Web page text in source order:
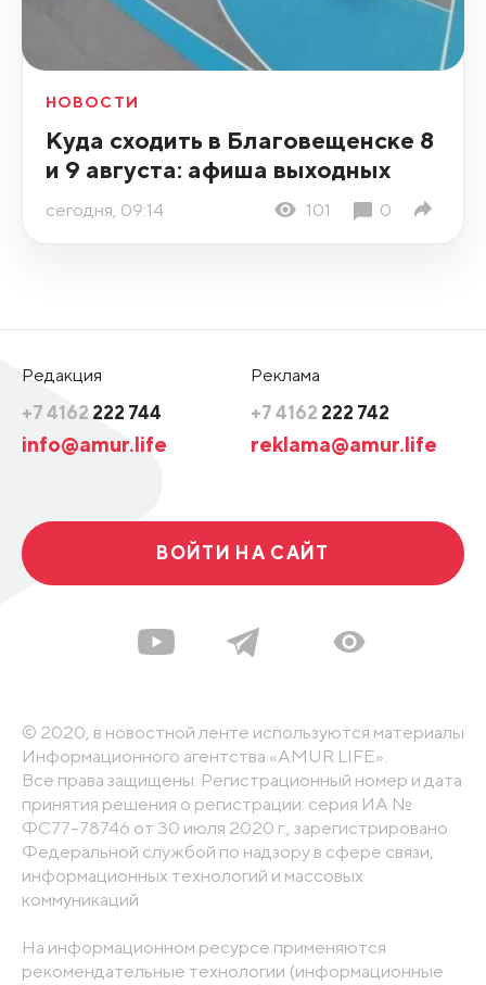
НОВОСТИ
Куда сходить в Благовещенске 8
и 9 августа: афиша выходных
сегодня, 09:14 101 0
Редакция
+7 4162 222 744
info@amur.life
Реклама
+7 4162 222 742
reklama@amur.life
ВОЙТИ НА САЙТ
© 2020, в новостной ленте используются материалы
Информационного агентства «AMUR.LIFE».
Все права защищены. Регистрационный номер и дата
принятия решения о регистрации: серия ИА №
ФС77-78746 от 30 июля 2020 г., зарегистрировано
Федеральной службой по надзору в сфере связи,
информационных технологий и массовых
коммуникаций
На информационном ресурсе применяются
рекомендательные технологии (информационные